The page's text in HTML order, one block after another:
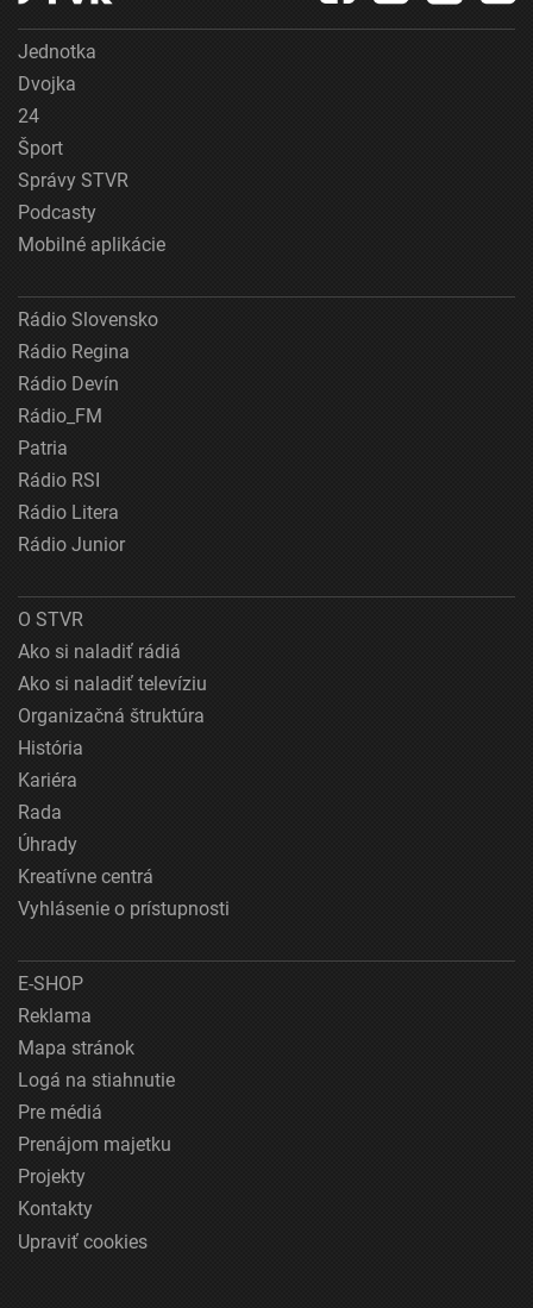
Jednotka
Dvojka
24
Šport
Správy STVR
Podcasty
Mobilné aplikácie
Rádio Slovensko
Rádio Regina
Rádio Devín
Rádio_FM
Patria
Rádio RSI
Rádio Litera
Rádio Junior
O STVR
Ako si naladiť rádiá
Ako si naladiť televíziu
Organizačná štruktúra
História
Kariéra
Rada
Úhrady
Kreatívne centrá
Vyhlásenie o prístupnosti
E-SHOP
Reklama
Mapa stránok
Logá na stiahnutie
Pre médiá
Prenájom majetku
Projekty
Kontakty
Upraviť cookies